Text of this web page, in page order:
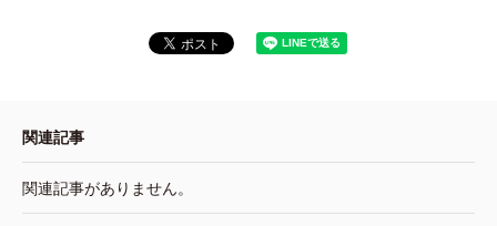
関連記事
関連記事がありません。